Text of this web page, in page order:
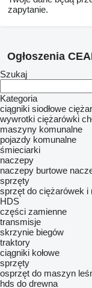
zapytanie.
Ogłoszenia
Szukaj
Kategoria
ciągniki siodłowe
wywrotki ciężarówki
maszyny komunalne
pojazdy komunalne
śmieciarki
naczepy
naczepy burtowe
sprzęty
sprzęt do ciężarówek i
HDS
części zamienne
transmisje
skrzynie biegów
traktory
ciągniki kołowe
sprzęty
osprzęt do maszyn
hds do drewna